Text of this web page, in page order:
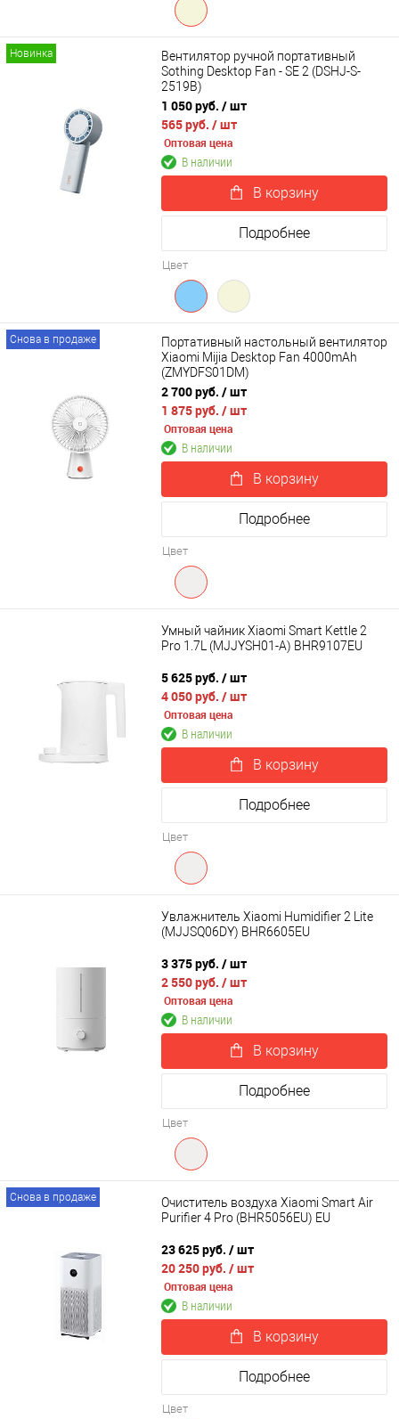
Новинка
Вентилятор ручной портативный
Sothing Desktop Fan - SE 2 (DSHJ-S-
2519B)
1 050 руб. / шт
565 руб. / шт
Оптовая цена
В наличии
В корзину
Подробнее
Цвет
Снова в продаже
Портативный настольный вентилятор
Xiaomi Mijia Desktop Fan 4000mAh
(ZMYDFS01DM)
2 700 руб. / шт
1 875 руб. / шт
Оптовая цена
В наличии
В корзину
Подробнее
Цвет
Умный чайник Xiaomi Smart Kettle 2
Pro 1.7L (MJJYSH01-A) BHR9107EU
5 625 руб. / шт
4 050 руб. / шт
Оптовая цена
В наличии
В корзину
Подробнее
Цвет
Увлажнитель Xiaomi Humidifier 2 Lite
(MJJSQ06DY) BHR6605EU
3 375 руб. / шт
2 550 руб. / шт
Оптовая цена
В наличии
В корзину
Подробнее
Цвет
Снова в продаже
Очиститель воздуха Xiaomi Smart Air
Purifier 4 Pro (BHR5056EU) EU
23 625 руб. / шт
20 250 руб. / шт
Оптовая цена
В наличии
В корзину
Подробнее
Цвет